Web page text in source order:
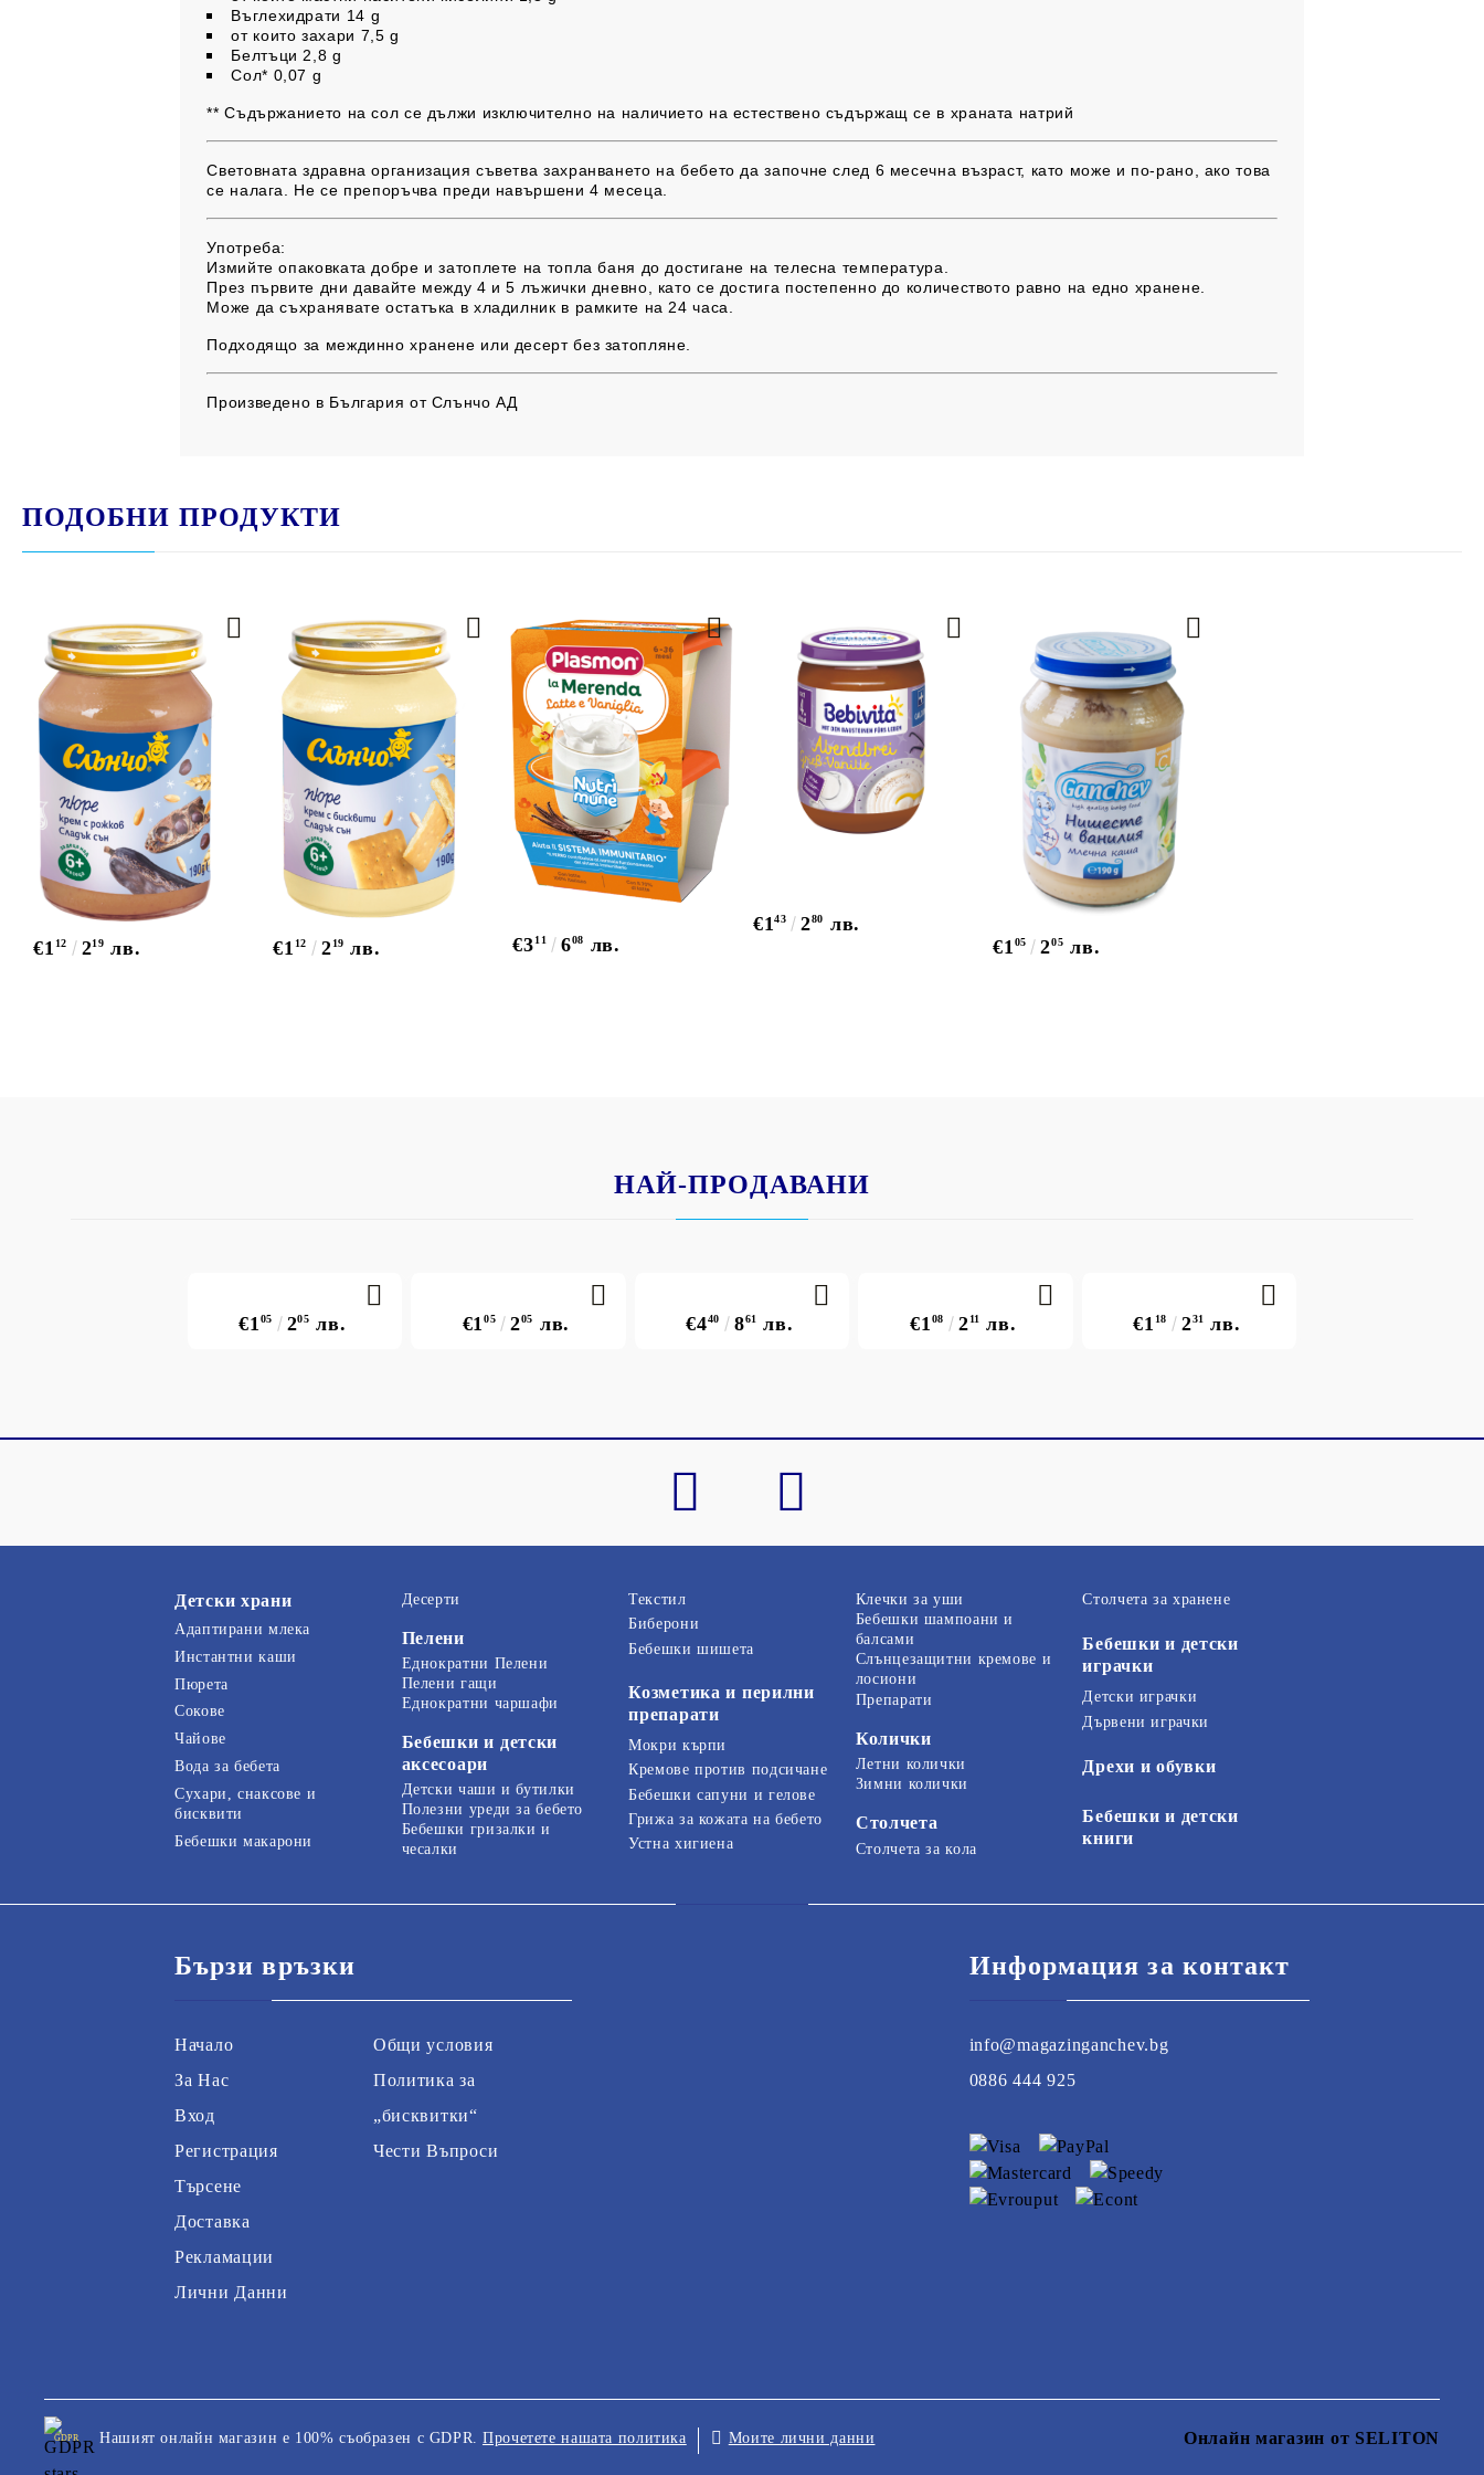
Въглехидрати 14 g
от които захари 7,5 g
Белтъци 2,8 g
Сол* 0,07 g
** Съдържанието на сол се дължи изключително на наличието на естествено съдържащ се в храната натрий
Световната здравна организация съветва захранването на бебето да започне след 6 месечна възраст, като може и по-рано, ако това
се налага. Не се препоръчва преди навършени 4 месеца.
Употреба:
Измийте опаковката добре и затоплете на топла баня до достигане на телесна температура.
През първите дни давайте между 4 и 5 лъжички дневно, като се достига постепенно до количеството равно на едно хранене.
Може да съхранявате остатъка в хладилник в рамките на 24 часа.
Подходящо за междинно хранене или десерт без затопляне.
Произведено в България от Слънчо АД
ПОДОБНИ ПРОДУКТИ
€1 12 219 лв. €1 12 219 лв. €311 608 лв.
€143 280
лв.
€105 205 лв.
НАЙ-ПРОДАВАНИ
€1 05 205 лв. €105 205 лв. €440 861 лв. €1 08 211 лв. €1 18 231 лв.
Детски храни
Адаптирани млека
Инстантни каши
Пюрета
Сокове
Чайове
Вода за бебета
Сухари, снаксове и
бисквити
Бебешки макарони
Десерти
Пелени
Еднократни Пелени
Пелени гащи
Еднократни чаршафи
Бебешки и детски
аксесоари
Детски чаши и бутилки
Полезни уреди за бебето
Бебешки гризалки и
чесалки
Текстил
Биберони
Бебешки шишета
Козметика и перилни
препарати
Мокри кърпи
Кремове против подсичане
Бебешки сапуни и гелове
Грижа за кожата на бебето
Устна хигиена
Клечки за уши
Бебешки шампоани и
балсами
Слънцезащитни кремове и
лосиони
Препарати
Колички
Летни колички
Зимни колички
Столчета
Столчета за кола
Столчета за хранене
Бебешки и детски
играчки
Детски играчки
Дървени играчки
Дрехи и обувки
Бебешки и детски
книги
Бързи връзки
Начало
За Нас
Вход
Регистрация
Търсене
Доставка
Рекламации
Лични Данни
Общи условия
Политика за
„бисквитки“
Чести Въпроси
Информация за контакт
info@magazinganchev.bg
0886 444 925
GDPR Нашият онлайн магазин е 100% съобразен с GDPR. Прочетете нашата политика Моите лични данни Онлайн магазин от SELITON